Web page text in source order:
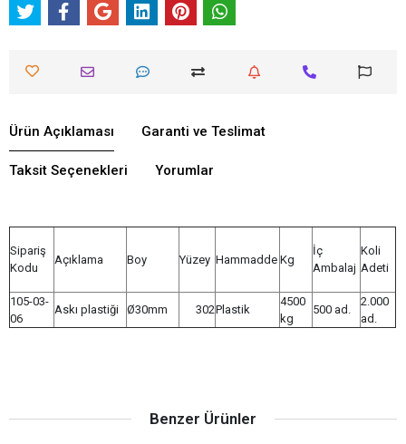
Ürün Açıklaması Garanti ve Teslimat
Taksit Seçenekleri Yorumlar
Sipariş
Kodu
Açıklama Boy Yüzey Hammadde Kg
İç
Ambalaj
Koli
Adeti
105-03-
06
Askı plastiği Ø30mm 302Plastik
4500
kg
500 ad.
2.000
ad.
Benzer Ürünler